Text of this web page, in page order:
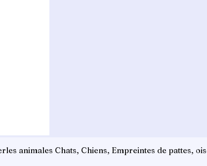
animales Chats, Chiens, Empreintes de pattes,